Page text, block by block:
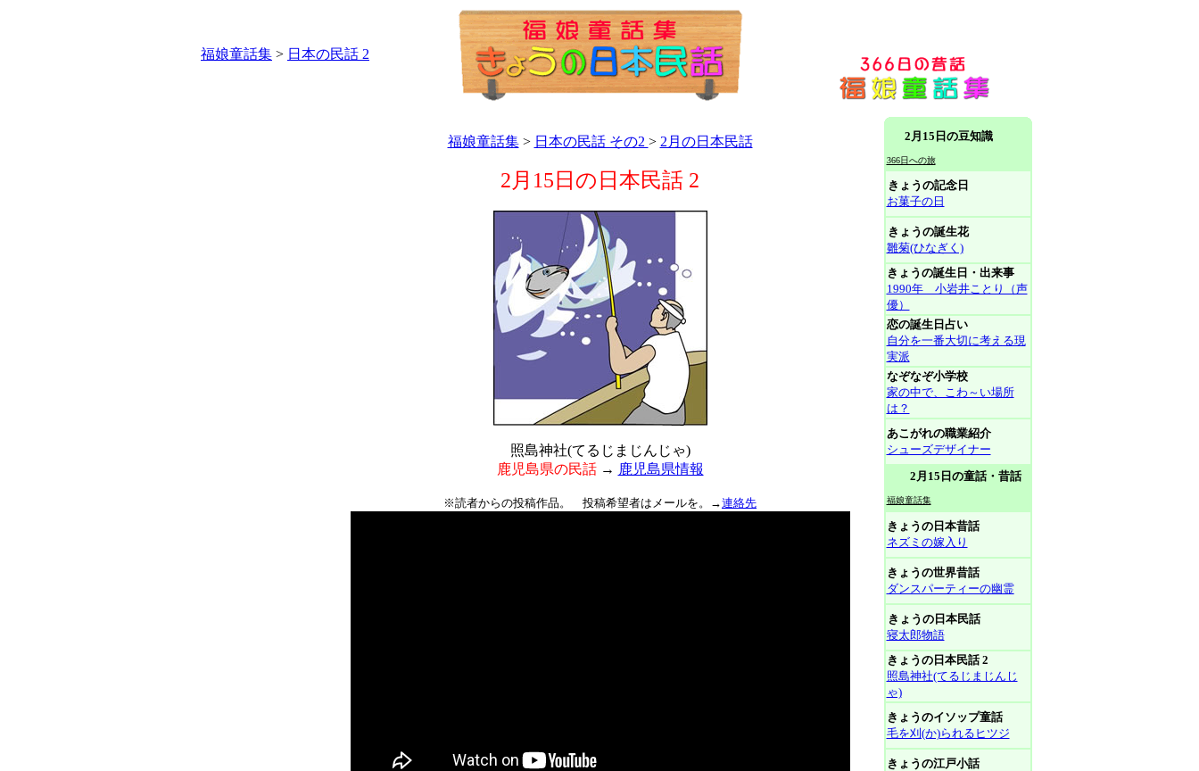
福娘童話集 > 日本の民話 2
福娘童話集> 日本の民話 その2 > 2月の日本民話
2月15日の日本民話 2
照島神社(てるじまじんじゃ)
鹿児島県の民話→ 鹿児島県情報
※読者からの投稿作品。 投稿希望者はメールを。→連絡先
2月15日の豆知識
366日への旅
きょうの記念日
お菓子の日
きょうの誕生花
雛菊(ひなぎく)
きょうの誕生日・出来事
1990年 小岩井ことり（声
優）
恋の誕生日占い
自分を一番大切に考える現
実派
なぞなぞ小学校
家の中で、こわ～い場所
は？
あこがれの職業紹介
シューズデザイナー
2月15日の童話・昔話
福娘童話集
きょうの日本昔話
ネズミの嫁入り
きょうの世界昔話
ダンスパーティーの幽霊
きょうの日本民話
寝太郎物語
きょうの日本民話 2
照島神社(てるじまじんじ
ゃ)
きょうのイソップ童話
毛を刈(か)られるヒツジ
きょうの江戸小話